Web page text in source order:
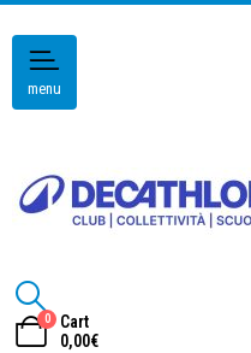
menu
0
Cart
0,00€